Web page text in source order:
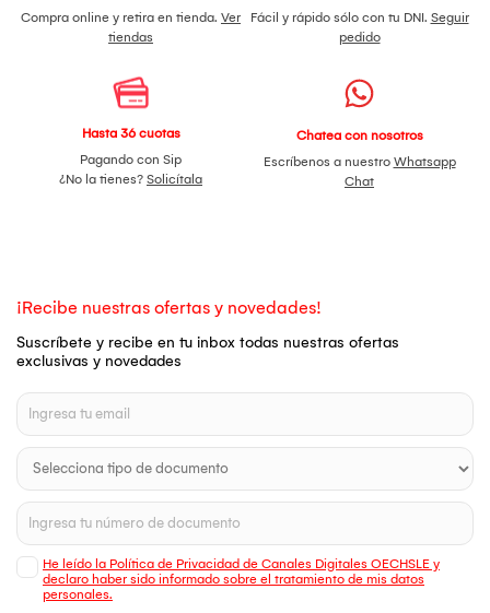
Compra online y retira en tienda. Ver
tiendas
Fácil y rápido sólo con tu DNI. Seguir
pedido
Hasta 36 cuotas
Pagando con Sip
¿No la tienes? Solicítala
Chatea con nosotros
Escríbenos a nuestro Whatsapp
Chat
¡Recibe nuestras ofertas y novedades!
Suscríbete y recibe en tu inbox todas nuestras ofertas
exclusivas y novedades
He leído la Política de Privacidad de Canales Digitales OECHSLE y
declaro haber sido informado sobre el tratamiento de mis datos
personales.